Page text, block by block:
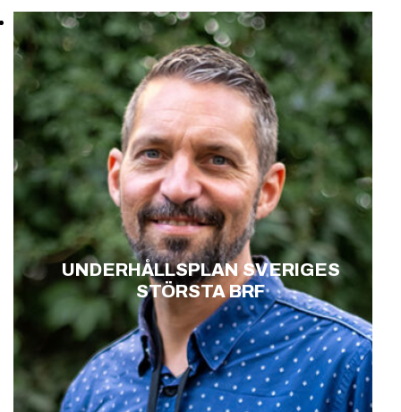
UNDERHÅLLSPLAN SVERIGES
STÖRSTA BRF